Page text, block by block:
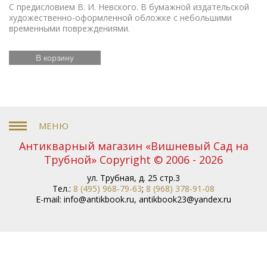
С предисловием В. И. Невского. В бумажной издательской
художественно-оформленной обложке с небольшими
временными повреждениями.
В корзину
Антикварный магазин «Вишневый Сад на
Трубной» Copyright © 2006 - 2026
ул. Трубная, д. 25 стр.3
Тел.: 8 (495) 968-79-63; 8 (968) 378-91-08
E-mail: info@antikbook.ru, antikbook23@yandex.ru